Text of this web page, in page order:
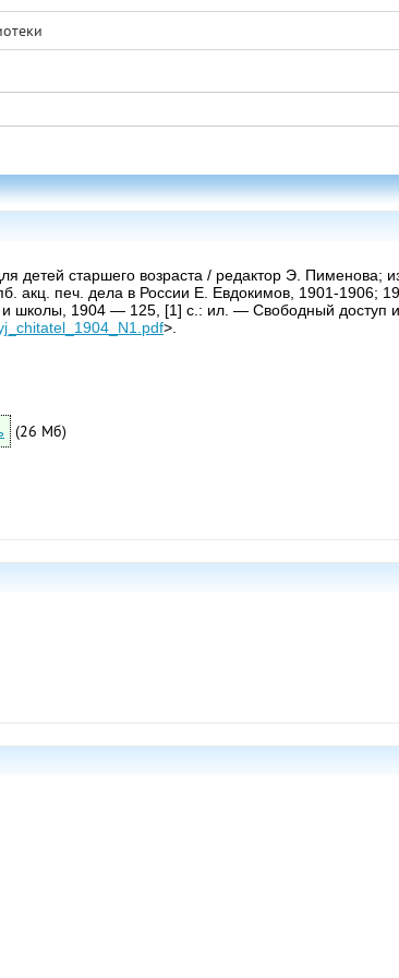
детей старшего возраста / редактор Э. Пименова;
акц. печ. дела в России Е. Евдокимов, 1901-1906; 19
1904 — 125, [1] с.: ил. — Свободный доступ
>.
(26 Мб)